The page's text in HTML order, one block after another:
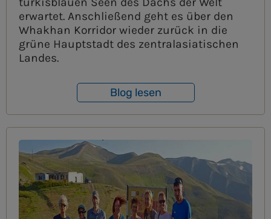
erwartet. Anschließend geht es über den
Whakhan Korridor wieder zurück in die
grüne Hauptstadt des zentralasiatischen
Landes.
Blog lesen